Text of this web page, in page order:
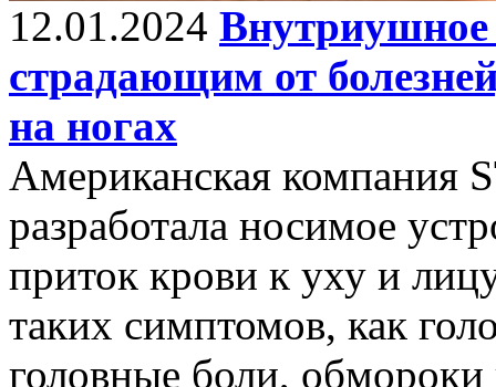
12.01.2024 Внутриушное
страдающим от
на ногах
Американская компания
разработала носимое
приток крови к уху и
таких симптомов, как
головные боли,